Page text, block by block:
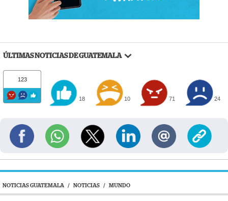
ÚLTIMAS NOTICIAS DE GUATEMALA
123
18 10 71 24
NOTICIAS GUATEMALA / NOTICIAS / MUNDO